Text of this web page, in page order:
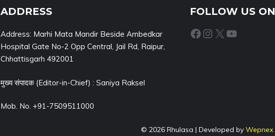
ADDRESS
Address: Marhi Mata Mandir Beside Ambedkar
Hospital Gate No-2 Opp Central, Jail Rd, Raipur,
Chhattisgarh 492001
मुख्य संपादक (Editor-in-Chief) : Saniya Raksel
Mob. No. +91-7509511000
FOLLOW US ON
Facebook Instagram X YouTube
© 2026 Rhulasa | Developed by Wepnex